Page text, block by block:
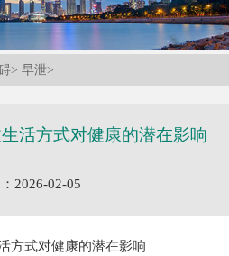
> 早泄>
活方式对健康的潜在影响
2026-02-05
方式对健康的潜在影响